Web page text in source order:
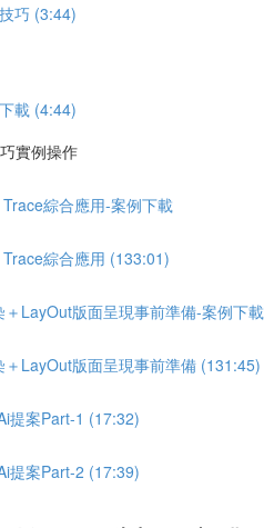
巧 (3:44)
載 (4:44)
實例操作
綜合應用-案例下載
綜合應用 (133:01)
LayOut版面呈現事前準備-案例下載
LayOut版面呈現事前準備 (131:45)
提案Part-1 (17:32)
提案Part-2 (17:39)